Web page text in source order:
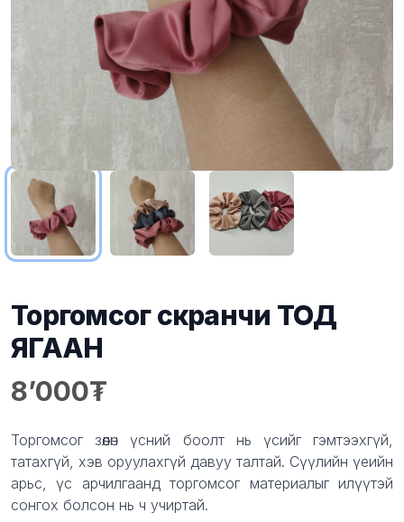
Торгомсог скранчи ТОД
ЯГААН
Product information
8’000
Description
Торгомсог зөөлөн үсний боолт нь үсийг гэмтээхгүй,
татахгүй, хэв оруулахгүй давуу талтай. Сүүлийн үеийн
арьс, үс арчилгаанд торгомсог материалыг илүүтэй
сонгох болсон нь ч учиртай.